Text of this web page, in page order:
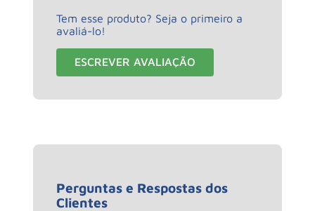
Tem esse produto? Seja o primeiro a
avaliá-lo!
ESCREVER AVALIAÇÃO
Perguntas e Respostas dos
Clientes